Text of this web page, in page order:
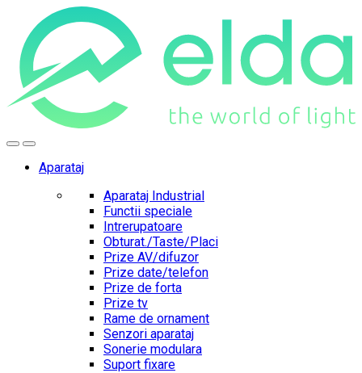
navigation
content
Aparataj
Aparataj Industrial
Functii speciale
Intrerupatoare
Obturat./Taste/Placi
Prize AV/difuzor
Prize date/telefon
Prize de forta
Prize tv
Rame de ornament
Senzori aparataj
Sonerie modulara
Suport fixare